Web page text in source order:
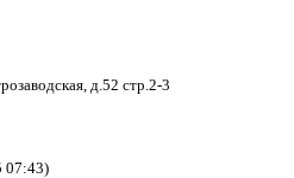
д.52 стр.2-3
07:43)